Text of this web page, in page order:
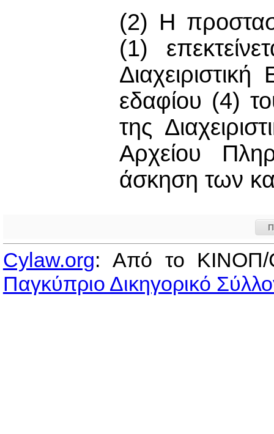
(2) Η
(1)
εδαφίου (4)
της
Αρχείου
άσκηση των
Cylaw.org: Από το
Παγκύπριο Δικηγορικό